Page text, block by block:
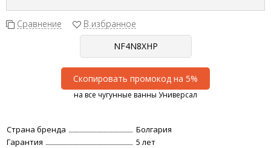
Сравнение В избранное
Скопировать промокод на 5%
на все чугунные ванны Универсал
Страна бренда
Болгария
Гарантия
5 лет